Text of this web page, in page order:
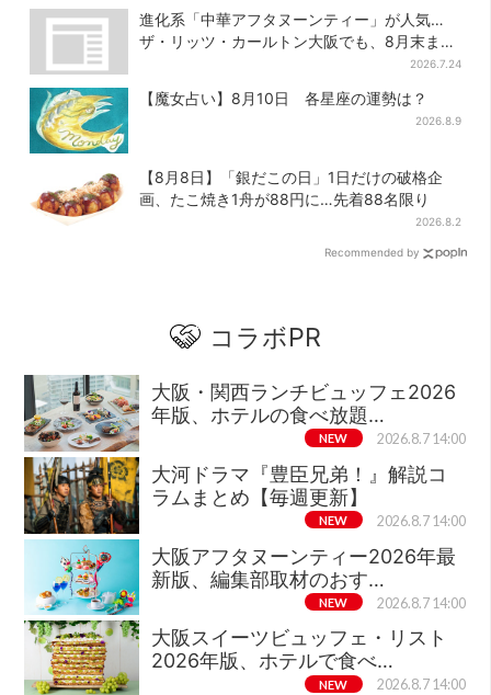
かしい」と喜びの声
しる
進化系「中華アフタヌーンティー」が人気…
ザ・リッツ・カールトン大阪でも、8月末まで
2026.7.24
【魔女占い】8月10日 各星座の運勢は？
2026.8.9
【8月8日】「銀だこの日」1日だけの破格企
画、たこ焼き1舟が88円に…先着88名限り
2026.8.2
Recommended by
コラボPR
大阪・関西ランチビュッフェ2026
年版、ホテルの食べ放題…
NEW 2026.8.7 14:00
大河ドラマ『豊臣兄弟！』解説コ
ラムまとめ【毎週更新】
NEW 2026.8.7 14:00
大阪アフタヌーンティー2026年最
新版、編集部取材のおす…
NEW 2026.8.7 14:00
大阪スイーツビュッフェ・リスト
2026年版、ホテルで食べ…
NEW 2026.8.7 14:00